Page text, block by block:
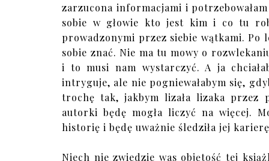
zarzucona informacjami i
sobie w głowie kto jest kim i co tu
prowadzonymi przez siebie wątkami. Po
sobie znać. Nie ma tu mowy o
i to musi nam wystarczyć. A ja
intryguje, ale nie pogniewałabym się,
trochę tak, jakbym lizała lizaka przez
autorki będę mogła liczyć na więcej.
historię i będę uważnie śledziła jej
Niech nie zwiedzie was objętość tej